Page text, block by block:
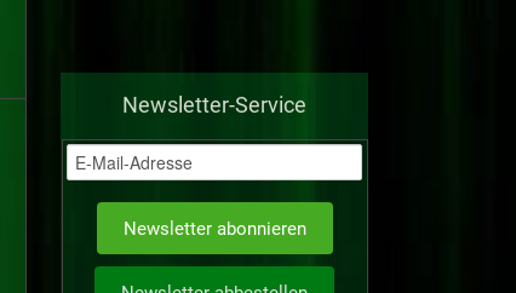
Newsletter-Service